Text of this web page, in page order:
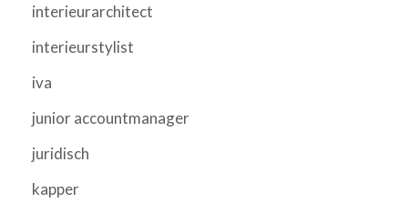
interieurarchitect
interieurstylist
iva
junior accountmanager
juridisch
kapper